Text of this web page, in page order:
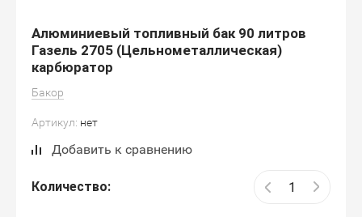
Алюминиевый топливный бак 90 литров
Газель 2705 (Цельнометаллическая)
карбюратор
Бакор
Артикул: нет
Добавить к сравнению
Количество: